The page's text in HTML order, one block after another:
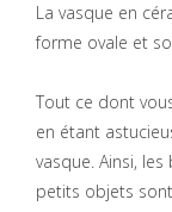
La vasque en
forme ovale et
Tout ce dont
en étant
vasque. Ainsi,
petits objets